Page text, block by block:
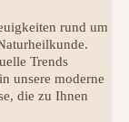
rund um
Trends
unsere moderne
die zu Ihnen